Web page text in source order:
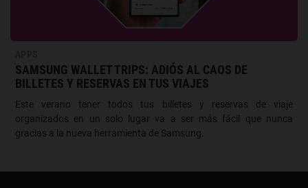
SAMSUNG WALLET TRIPS: ADIÓS AL CAOS DE
BILLETES Y RESERVAS EN TUS VIAJES
Este verano tener todos tus billetes y reservas de viaje
organizados en un solo lugar va a ser más fácil que nunca
gracias a la nueva herramienta de Samsung.